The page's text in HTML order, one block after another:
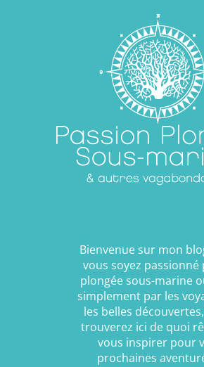
Bienvenue sur mon
vous soyez passionné
plongée sous-marine
simplement par les
les belles
trouverez ici de quoi
vous inspirer pour
prochaines